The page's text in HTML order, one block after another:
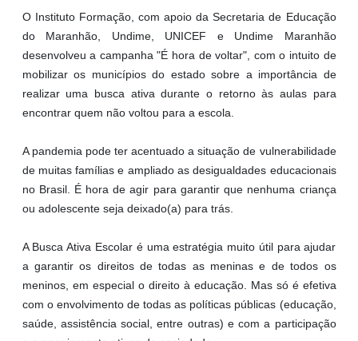
O Instituto Formação, com apoio da Secretaria de Educação
do Maranhão, Undime, UNICEF e Undime Maranhão
desenvolveu a campanha "É hora de voltar", com o intuito de
mobilizar os municípios do estado sobre a importância de
realizar uma busca ativa durante o retorno às aulas para
encontrar quem não voltou para a escola.
A pandemia pode ter acentuado a situação de vulnerabilidade
de muitas famílias e ampliado as desigualdades educacionais
no Brasil. É hora de agir para garantir que nenhuma criança
ou adolescente seja deixado(a) para trás.
A Busca Ativa Escolar é uma estratégia muito útil para ajudar
a garantir os direitos de todas as meninas e de todos os
meninos, em especial o direito à educação. Mas só é efetiva
com o envolvimento de todas as políticas públicas (educação,
saúde, assistência social, entre outras) e com a participação